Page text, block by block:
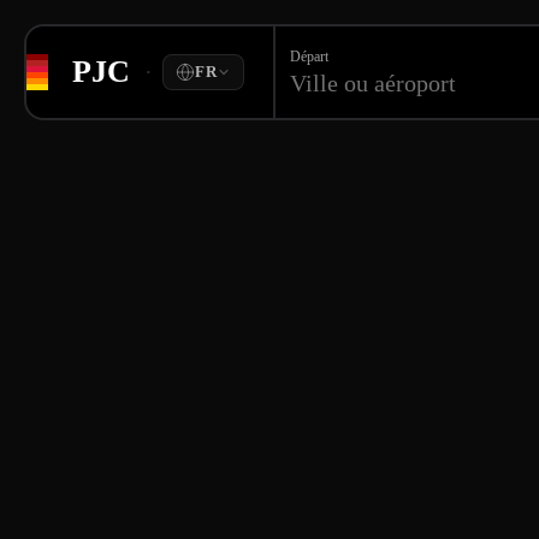
PJC · FR
Départ
Ville ou aéroport